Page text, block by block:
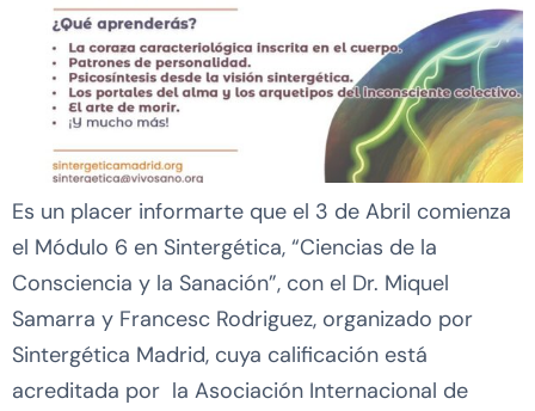
Es un placer informarte que el 3 de Abril comienza
el Módulo 6 en Sintergética, “Ciencias de la
Consciencia y la Sanación”, con el Dr. Miquel
Samarra y Francesc Rodriguez, organizado por
Sintergética Madrid, cuya calificación está
acreditada por la Asociación Internacional de